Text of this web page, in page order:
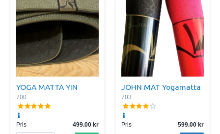
YOGA MATTA YIN
700
Pris 499.00
JOHN MAT Yogamatta
703
Pris 599.00